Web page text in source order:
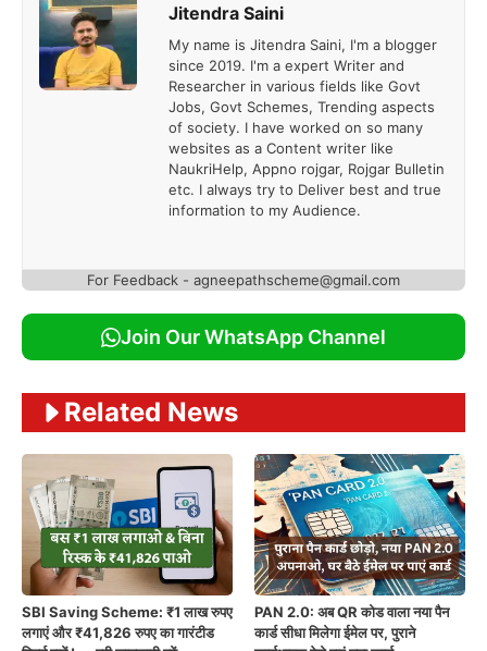
Jitendra Saini
My name is Jitendra Saini, I'm a blogger
since 2019. I'm a expert Writer and
Researcher in various fields like Govt
Jobs, Govt Schemes, Trending aspects
of society. I have worked on so many
websites as a Content writer like
NaukriHelp, Appno rojgar, Rojgar Bulletin
etc. I always try to Deliver best and true
information to my Audience.
For Feedback - agneepathscheme@gmail.com
Join Our WhatsApp Channel
Related News
SBI Saving Scheme: ₹1 लाख रुपए
लगाएं और ₹41,826 रुपए का गारंटीड
PAN 2.0: अब QR कोड वाला नया पैन
कार्ड सीधा मिलेगा ईमेल पर, पुराने